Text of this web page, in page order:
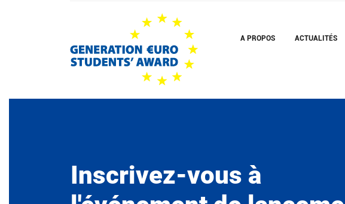
A PROPOS ACTUALITÉS
Inscrivez-vous à